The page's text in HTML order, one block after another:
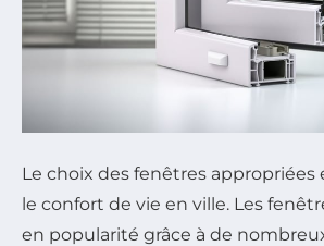
Le choix des fenêtres appropriées
le confort de vie en ville. Les
en popularité grâce à de